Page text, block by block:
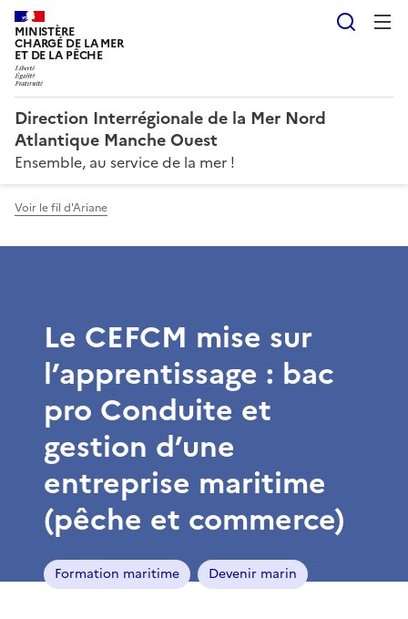
MINISTÈRE
CHARGÉ DE LA MER
ET DE LA PÊCHE
Direction Interrégionale de la Mer Nord
Atlantique Manche Ouest
Ensemble, au service de la mer !
Voir le fil d'Ariane
Le CEFCM mise sur
l’apprentissage : bac
pro Conduite et
gestion d’une
entreprise maritime
(pêche et commerce)
Formation maritime Devenir marin